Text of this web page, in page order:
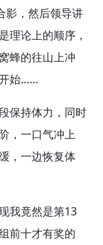
影，然后领导讲
理论上的顺序，
蜂的往山上冲
始……
保持体力，同时
，一口气冲上
，一边恢复体
我竟然是第13
前十才有奖的